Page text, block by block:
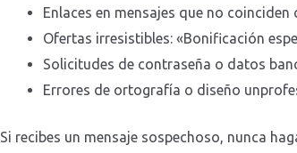
Enlaces en mensajes que no
Ofertas irresistibles: «Bonificación
Solicitudes de contraseña o datos
Errores de ortografía o diseño
Si recibes un mensaje sospechoso, nunca